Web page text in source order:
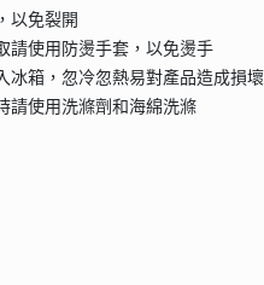
以免裂開
請使用防燙手套，以免燙手
冰箱，忽冷忽熱易對產品造成損壞
請使用洗滌劑和海綿洗滌